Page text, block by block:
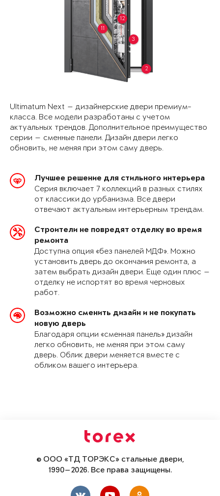
2
3
11
12
Ultimatum Next — дизайнерские двери премиум-
класса. Все модели разработаны с учетом
актуальных трендов. Дополнительное преимущество
серии — сменные панели. Дизайн двери легко
обновить, не меняя при этом саму дверь.
Лучшее решение для стильного интерьера
Серия включает 7 коллекций в разных стилях
от классики до урбанизма. Все двери
отвечают актуальным интерьерным трендам.
Строители не повредят отделку во время
ремонта
Доступна опция «без панелей МДФ». Можно
установить дверь до окончания ремонта, а
затем выбрать дизайн двери. Еще один плюс —
отделку не испортят во время черновых
работ.
Возможно сменить дизайн и не покупать
новую дверь
Благодаря опции «сменная панель» дизайн
легко обновить, не меняя при этом саму
дверь. Облик двери меняется вместе с
обликом вашего интерьера.
© ООО «ТД ТОРЭКС» стальные двери,
1990—2026. Все права защищены.